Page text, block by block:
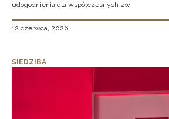
udogodnienia dla współczesnych zw
12 czerwca, 2026
SIEDZIBA